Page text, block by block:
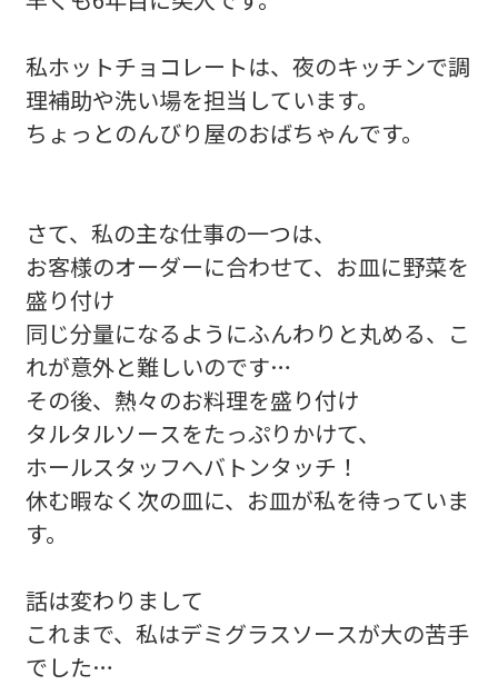
私ホットチョコレートは、夜のキッチンで調
理補助や洗い場を担当しています。
ちょっとのんびり屋のおばちゃんです。
さて、私の主な仕事の一つは、
お客様のオーダーに合わせて、お皿に野菜を
盛り付け
同じ分量になるようにふんわりと丸める、こ
れが意外と難しいのです…
その後、熱々のお料理を盛り付け
タルタルソースをたっぷりかけて、
ホールスタッフへバトンタッチ！
休む暇なく次の皿に、お皿が私を待っていま
す。
話は変わりまして
これまで、私はデミグラスソースが大の苦手
でした…